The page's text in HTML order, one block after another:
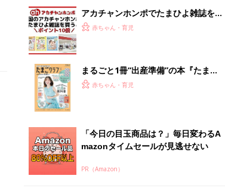
アカチャンホンポでたまひよ雑誌を買
うとポイント10倍【期間限定】
赤ちゃん・育児
まるごと1冊“出産準備”の本『たまご
クラブ 夏号』〈スペシャル大特集〉
赤ちゃん・育児
「今日の目玉商品は？」毎日変わるA
mazonタイムセールが見逃せない
PR（Amazon）